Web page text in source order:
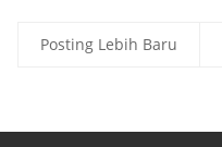
Posting Lebih Baru